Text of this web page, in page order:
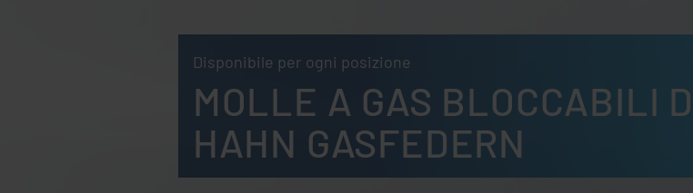
Disponibile per ogni posizione
MOLLE A GAS BLOCCABILI
HAHN GASFEDERN